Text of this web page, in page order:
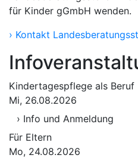
für Kinder gGmbH wenden.
› Kontakt
Kindertagespflege als Beruf
Mi, 26.08.2026
› Info und Anmeldung
Für Eltern
Mo, 24.08.2026